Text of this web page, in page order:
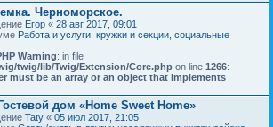
Черноморское.
Егор « 28 авг 2017, 09:01
Работа и услуги, кружки и секции, социальные
Warning: in file
twig/lib/Twig/Extension/Core.php on line 1266:
must be an array or an object that implements
дом «Home Sweet Home»
Taty « 05 июл 2017, 21:05